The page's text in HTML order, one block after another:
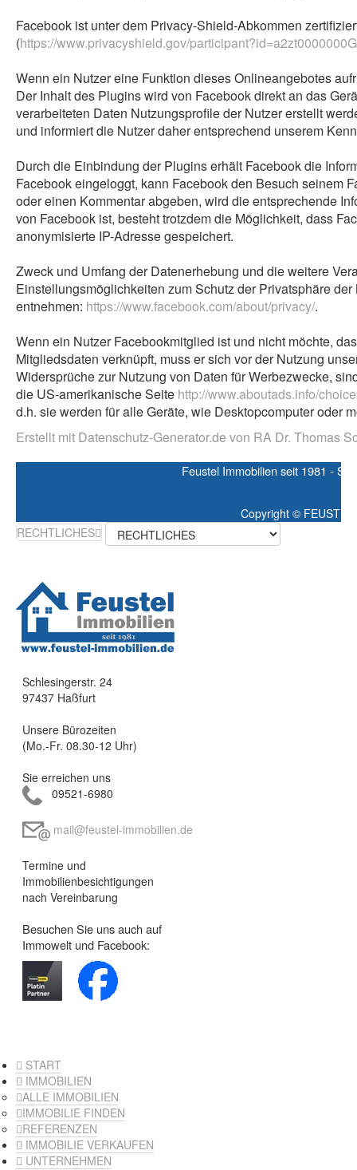
Facebook ist unter dem Privacy-Shield-Abkommen
(https://www.privacyshield.gov/
Wenn ein Nutzer eine Funktion dieses Onlineangebotes
Der Inhalt des Plugins wird von Facebook direkt an das
verarbeiteten Daten Nutzungsprofile der Nutzer erstellt
und informiert die Nutzer daher entsprechend unserem
Durch die Einbindung der Plugins erhält Facebook die
Facebook eingeloggt, kann Facebook den Besuch seinem
oder einen Kommentar abgeben, wird die entsprechende
von Facebook ist, besteht trotzdem die Möglichkeit, dass
anonymisierte IP-Adresse gespeichert.
Zweck und Umfang der Datenerhebung und die weitere
Einstellungsmöglichkeiten zum Schutz der Privatsphäre
entnehmen: https://www.facebook.com/about/privacy/.
Wenn ein Nutzer Facebookmitglied ist und nicht möchte,
Mitgliedsdaten verknüpft, muss er sich vor der Nutzung
Widersprüche zur Nutzung von Daten für Werbezwecke,
die US-amerikanische Seite http://www.aboutads.info/
d.h. sie werden für alle Geräte, wie Desktopcomputer oder
Erstellt mit Datenschutz-Generator.de von RA Dr. Thomas
Feustel Immobilien seit 1981 -
Copyright ©
RECHTLICHES
Schlesingerstr. 24
97437 Haßfurt
Unsere Bürozeiten
(Mo.-Fr. 08.30-12 Uhr)
Sie erreichen uns
09521-6980
mail@feustel-immobilien.de
Termine und
Immobilienbesichtigungen
nach Vereinbarung
Besuchen Sie uns auch auf
Immowelt und Facebook:
START
IMMOBILIEN
ALLE IMMOBILIEN
IMMOBILIE FINDEN
REFERENZEN
IMMOBILIE VERKAUFEN
UNTERNEHMEN